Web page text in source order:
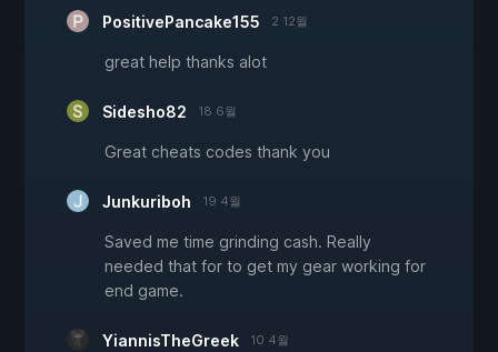
PositivePancake155 2 12월
great help thanks alot
Sidesho82 18 6월
Great cheats codes thank you
Junkuriboh 19 4월
Saved me time grinding cash. Really
needed that for to get my gear working for
end game.
YiannisTheGreek 10 4월